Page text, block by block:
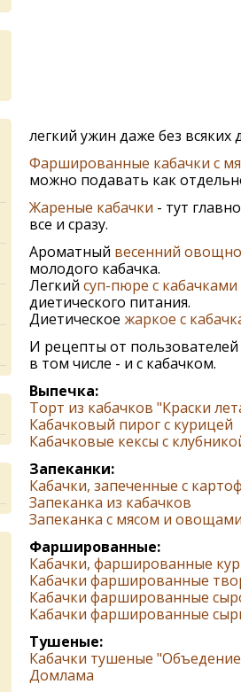
легкий ужин даже без всяких
Фаршированные кабачки с
можно подавать как
Жареные кабачки - тут
все и сразу.
Ароматный весенний
молодого кабачка.
Легкий суп-пюре с кабачками
диетического питания.
Диетическое жаркое с
И рецепты от пользователей
в том числе - и с кабачком.
Выпечка:
Торт из кабачков "Краски
Кабачковый пирог с курицей
Кабачковые кексы с
Запеканки:
Кабачки, запеченные с
Запеканка из кабачков
Запеканка с мясом и овощами
Фаршированные:
Кабачки, фаршированные
Кабачки фаршированные
Кабачки фаршированные
Кабачки фаршированные
Тушеные:
Кабачки тушеные
Домлама